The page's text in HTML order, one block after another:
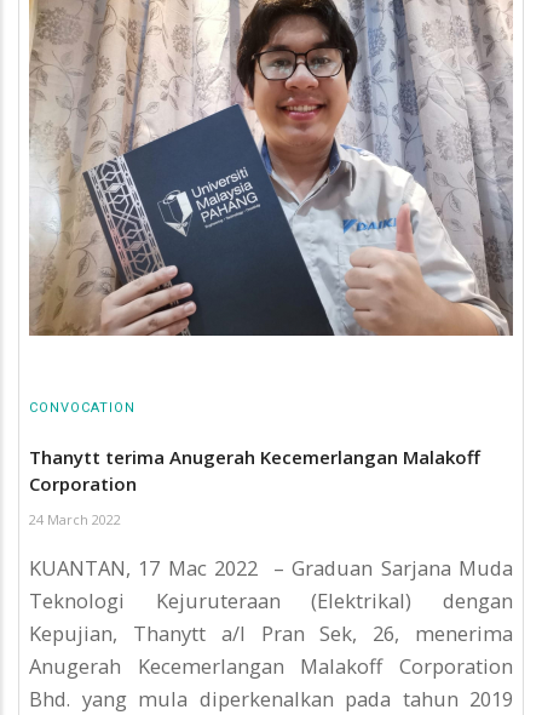
CONVOCATION
Thanytt terima Anugerah Kecemerlangan Malakoff
Corporation
24 March 2022
KUANTAN, 17 Mac 2022 – Graduan Sarjana Muda
Teknologi Kejuruteraan (Elektrikal) dengan
Kepujian, Thanytt a/l Pran Sek, 26, menerima
Anugerah Kecemerlangan Malakoff Corporation
Bhd. yang mula diperkenalkan pada tahun 2019